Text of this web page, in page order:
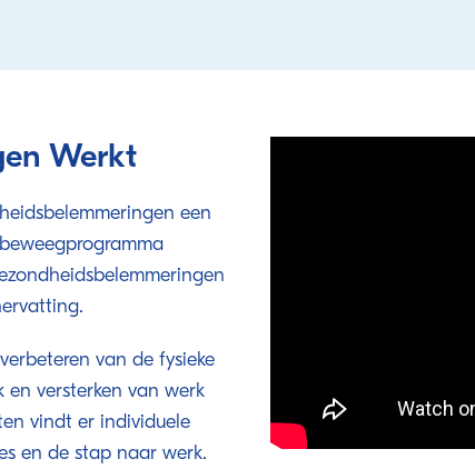
Werkt
een
van de fysieke
versterken van werk
vindt er individuele
en de stap naar werk.